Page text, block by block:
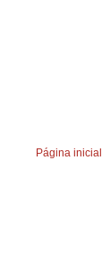
Página inicial